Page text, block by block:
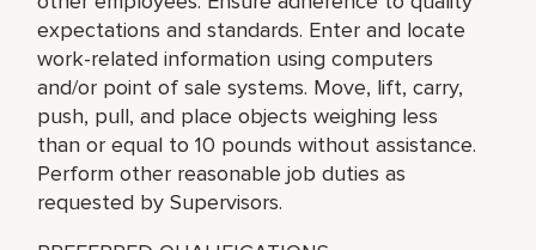
expectations and standards. Enter and locate
work-related information using computers
and/or point of sale systems. Move, lift, carry,
push, pull, and place objects weighing less
than or equal to 10 pounds without assistance.
Perform other reasonable job duties as
requested by Supervisors.